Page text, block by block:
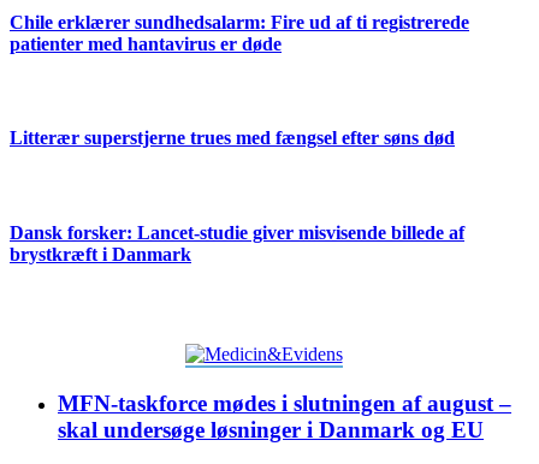
Chile erklærer sundhedsalarm: Fire ud af ti registrerede
patienter med hantavirus er døde
Litterær superstjerne trues med fængsel efter søns død
Dansk forsker: Lancet-studie giver misvisende billede af
brystkræft i Danmark
MFN-taskforce mødes i slutningen af august –
skal undersøge løsninger i Danmark og EU